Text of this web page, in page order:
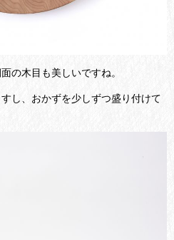
の木目も美しいですね。
し、おかずを少しずつ盛り付けて